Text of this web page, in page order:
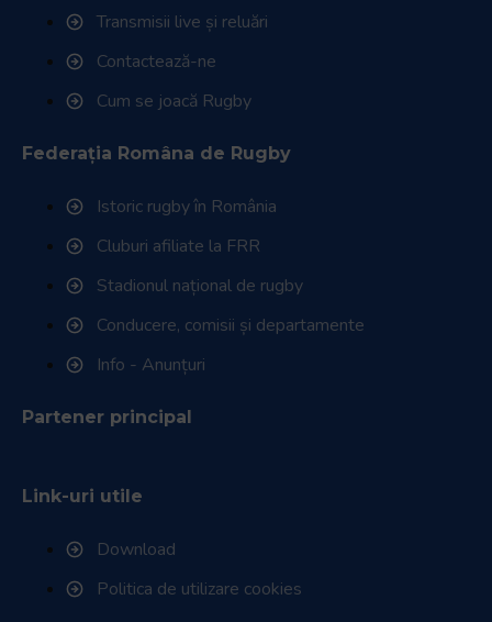
Transmisii live și reluări
Contactează-ne
Cum se joacă Rugby
Federația Româna de Rugby
Istoric rugby în România
Cluburi afiliate la FRR
Stadionul național de rugby
Conducere, comisii și departamente
Info - Anunțuri
Partener principal
Link-uri utile
Download
Politica de utilizare cookies